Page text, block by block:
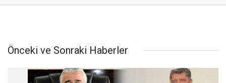
Önceki ve Sonraki Haberler